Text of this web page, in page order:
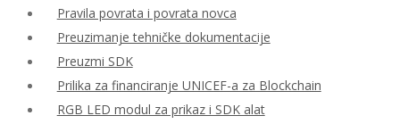
Pravila povrata i povrata novca
Preuzimanje tehničke dokumentacije
Preuzmi SDK
Prilika za financiranje UNICEF-a za Blockchain
RGB LED modul za prikaz i SDK alat